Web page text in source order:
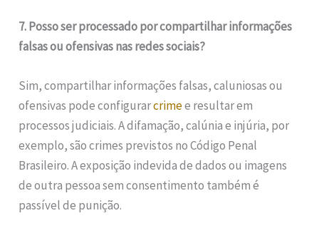
7. Posso ser processado por compartilhar informações
falsas ou ofensivas nas redes sociais?
Sim, compartilhar informações falsas, caluniosas ou
ofensivas pode configurarcrimee resultar em
processos judiciais. A difamação, calúnia e injúria, por
exemplo, são crimes previstos no Código Penal
Brasileiro. A exposição indevida de dados ou imagens
de outra pessoa sem consentimento também é
passível de punição.